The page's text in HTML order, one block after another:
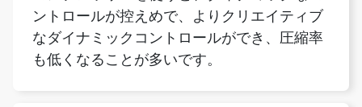
画像を6mbに圧縮するツールは安全